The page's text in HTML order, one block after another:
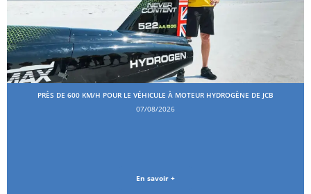
PRÈS DE 600 KM/H POUR LE VÉHICULE À MOTEUR HYDROGÈNE DE JCB
07/08/2026
En savoir +